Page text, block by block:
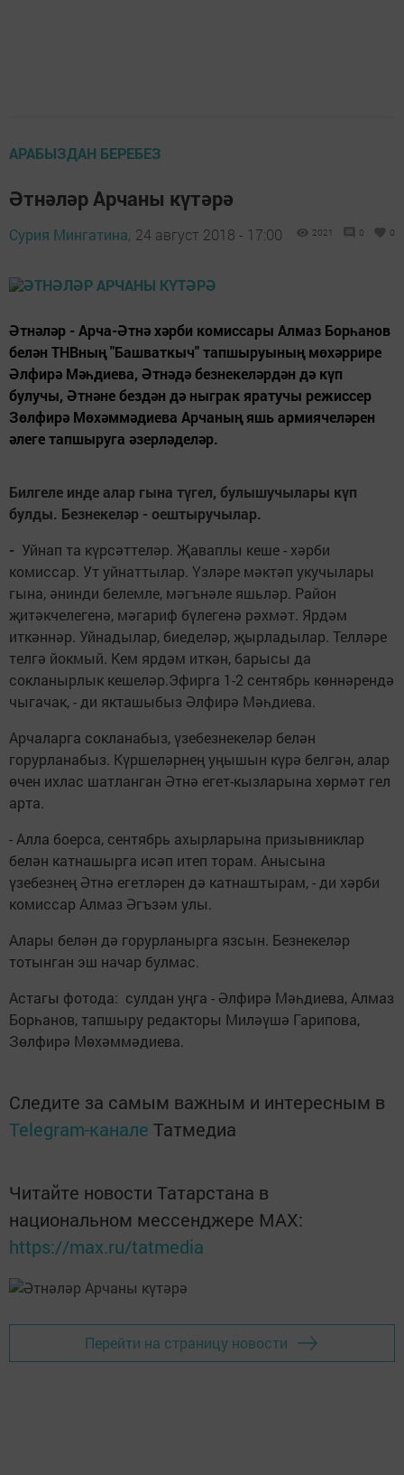
АРАБЫЗДАН БЕРЕБЕЗ
Әтнәләр Арчаны күтәрә
Сурия Мингатина, 24 август 2018 - 17:00 2021 0 0
Әтнәләр - Арча-Әтнә хәрби комиссары Алмаз Борһанов
белән ТНВның "Башваткыч" тапшыруының мөхәррире
Әлфирә Мәһдиева, Әтнәдә безнекеләрдән дә күп
булучы, Әтнәне бездән дә ныграк яратучы режиссер
Зөлфирә Мөхәммәдиева Арчаның яшь армиячеләрен
әлеге тапшыруга әзерләделәр.
Билгеле инде алар гына түгел, булышучылары күп
булды. Безнекеләр - оештыручылар.
- Уйнап та күрсәттеләр. Җаваплы кеше - хәрби
комиссар. Ут уйнаттылар. Үзләре мәктәп укучылары
гына, әнинди белемле, мәгънәле яшьләр. Район
җитәкчелегенә, мәгариф бүлегенә рәхмәт. Ярдәм
иткәннәр. Уйнадылар, биеделәр, җырладылар. Телләре
телгә йокмый. Кем ярдәм иткән, барысы да
сокланырлык кешеләр.Эфирга 1-2 сентябрь көннәрендә
чыгачак, - ди якташыбыз Әлфирә Мәһдиева.
Арчаларга сокланабыз, үзебезнекеләр белән
горурланабыз. Күршеләрнең уңышын күрә белгән, алар
өчен ихлас шатланган Әтнә егет-кызларына хөрмәт гел
арта.
- Алла боерса, сентябрь ахырларына призывниклар
белән катнашырга исәп итеп торам. Анысына
үзебезнең Әтнә егетләрен дә катнаштырам, - ди хәрби
комиссар Алмаз Әгъзәм улы.
Алары белән дә горурланырга язсын. Безнекеләр
тотынган эш начар булмас.
Астагы фотода: сулдан уңга - Әлфирә Мәһдиева, Алмаз
Борһанов, тапшыру редакторы Миләүшә Гарипова,
Зөлфирә Мөхәммәдиева.
Следите за самым важным и интересным в
Telegram-канале Татмедиа
Читайте новости Татарстана в
национальном мессенджере MАХ:
https://max.ru/tatmedia
Перейти на страницу новости